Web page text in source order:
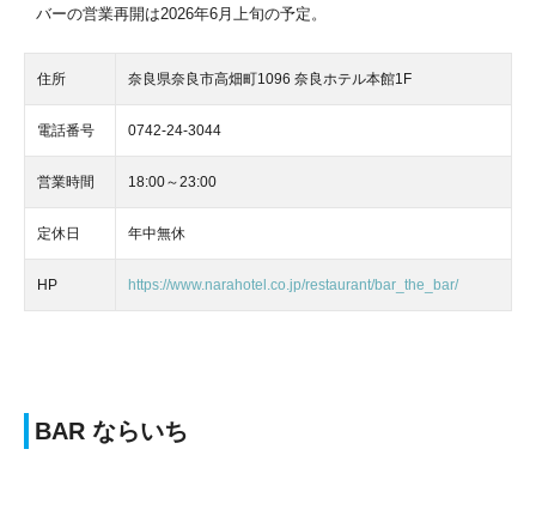
バーの営業再開は2026年6月上旬の予定。
住所 奈良県奈良市高畑町1096 奈良ホテル本館1F
電話番号 0742-24-3044
営業時間 18:00～23:00
定休日 年中無休
HP https://www.narahotel.co.jp/restaurant/bar_the_bar/
BAR ならいち